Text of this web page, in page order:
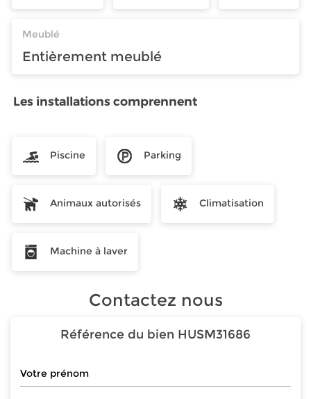
Meublé
Entièrement meublé
Les installations comprennent
Piscine Parking
Animaux autorisés Climatisation
Machine à laver
Contactez nous
Référence du bien HUSM31686